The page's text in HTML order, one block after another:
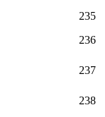
235
236
237
238